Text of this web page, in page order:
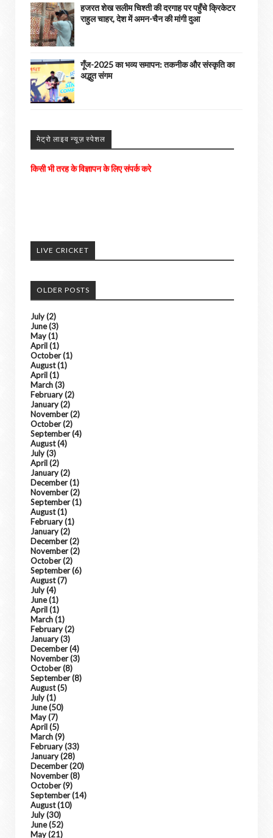
हजरत शेख सलीम चिश्ती की दरगाह पर पहुँचे क्रिकेटर
राहुल चाहर, देश में अमन-चैन की मांगी दुआ
गूँज-2025 का भव्य समापन: तकनीक और संस्कृति का
अद्भुत संगम
मेट्रो लाइव न्यूज़ स्पेशल
अच्छी खबरों को हम अपने पोर्टल में दिखाएंगे। ......
किसी भी तरह के विज्ञापन के लिए संपर्क करे
LIVE CRICKET
OLDER POSTS
July(2)
June(3)
May(1)
April(1)
October(1)
August(1)
April(1)
March(3)
February(2)
January(2)
November(2)
October(2)
September(4)
August(4)
July(3)
April(2)
January(2)
December(1)
November(2)
September(1)
August(1)
February(1)
January(2)
December(2)
November(2)
October(2)
September(6)
August(7)
July(4)
June(1)
April(1)
March(1)
February(2)
January(3)
December(4)
November(3)
October(8)
September(8)
August(5)
July(1)
June(50)
May(7)
April(5)
March(9)
February(33)
January(28)
December(20)
November(8)
October(9)
September(14)
August(10)
July(30)
June(52)
May(21)